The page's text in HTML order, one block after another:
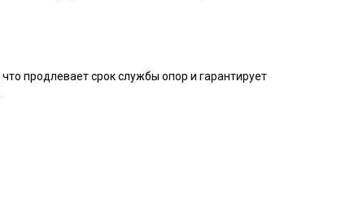
продлевает срок службы опор и гарантирует